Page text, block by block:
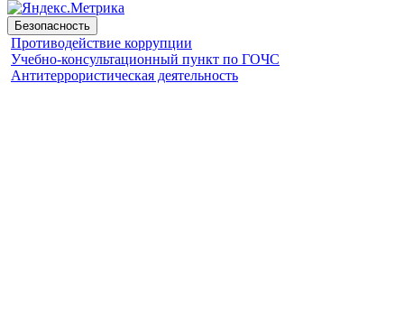
Безопасность
Противодействие коррупции
Учебно-консультационный пункт по ГОЧС
Антитеррористическая деятельность